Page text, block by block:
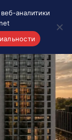
аналитики